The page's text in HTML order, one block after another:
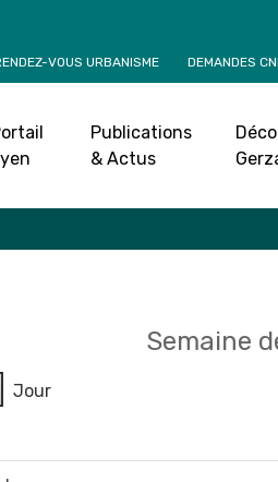
VOUS URBANISME DEMANDES
Publications
& Actus
Agenda
Semaine
Jour